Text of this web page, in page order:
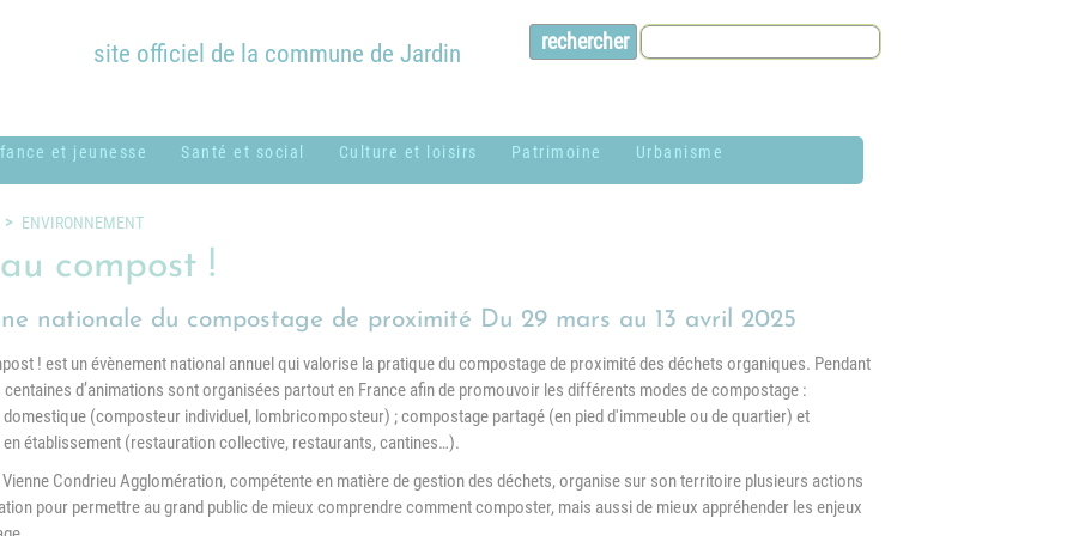
site officiel de la commune de Jardin
et jeunesse
familiales
de loisirs
élémentaire
Lentillon"
maternelle "Le
Prince"
Santé et social
CCAS
Centres sociaux
Logement
Médical et
paramédical
SSIAD
Culture et loisirs
communaux
Nos associations &
syndicats
Patrimoine
Photothèque
Situation
Urbanisme
Dossier P.L.U. -
décembre 2018
P.L.U. -
généralités
ENVIRONNEMENT
au compost !
nationale du compostage de proximité Du 29 mars au 13 avril 2025
! est un évènement national annuel qui valorise la pratique du compostage de proximité des déchets organiques. Pendant
centaines d’animations sont organisées partout en France afin de promouvoir les différents modes de compostage :
(composteur individuel, lombricomposteur) ; compostage partagé (en pied d'immeuble ou de quartier) et
établissement (restauration collective, restaurants, cantines…).
Vienne Condrieu Agglomération, compétente en matière de gestion des déchets, organise sur son territoire plusieurs actions
pour permettre au grand public de mieux comprendre comment composter, mais aussi de mieux appréhender les enjeux